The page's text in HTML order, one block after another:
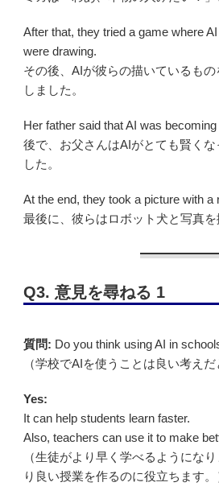
After that, they tried a game where
were drawing.
その後、AIが彼らの描いているも
しました。
Her father said that AI was
後で、お父さんはAIがとても賢く
した。
At the end, they took a picture with a
最後に、彼らはロボット犬と写真を
Q3. 意見を尋ねる 1
質問: Do you think using AI in
（学校でAIを使うことは良い考えだ
Yes:
It can help students learn faster.
Also, teachers can use it to make
（生徒がより早く学べるようにな
り良い授業を作るのに役立ちます。